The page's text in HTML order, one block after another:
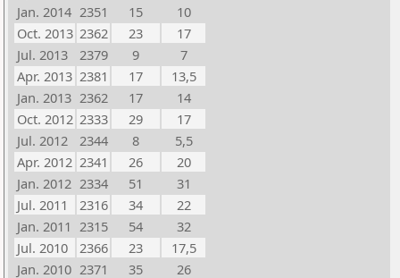
Jan. 2014 2351 15
10
Oct. 2013 2362 23
17
Jul. 2013
2379 9
7
Apr. 2013 2381 17
13,5
Jan. 2013 2362 17
14
Oct. 2012 2333 29
17
Jul. 2012
2344 8
5,5
Apr. 2012 2341 26
20
Jan. 2012 2334 51
31
Jul. 2011
2316 34
22
Jan. 2011 2315 54
32
Jul. 2010
2366 23
17,5
Jan. 2010 2371 35
26